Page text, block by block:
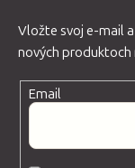
Vložte svoj e-mail
nových produktoch
Email